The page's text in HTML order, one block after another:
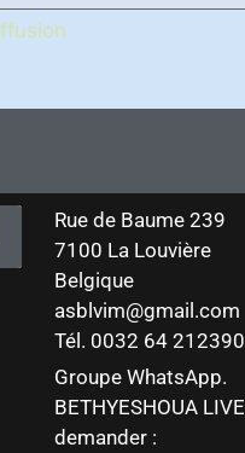
Rue de Baume 239
7100 La Louvière
Belgique
asblvim@gmail.com
Tél. 0032 64 212390
Groupe WhatsApp.
BETHYESHOUA LIVE
demander :